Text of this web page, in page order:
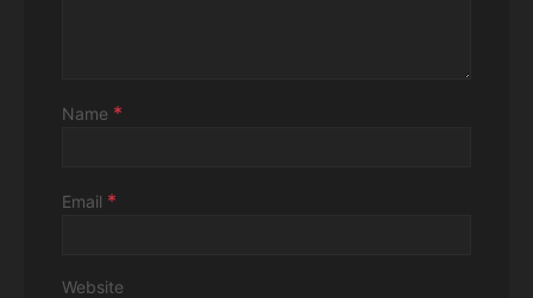
Name *
Email *
Website